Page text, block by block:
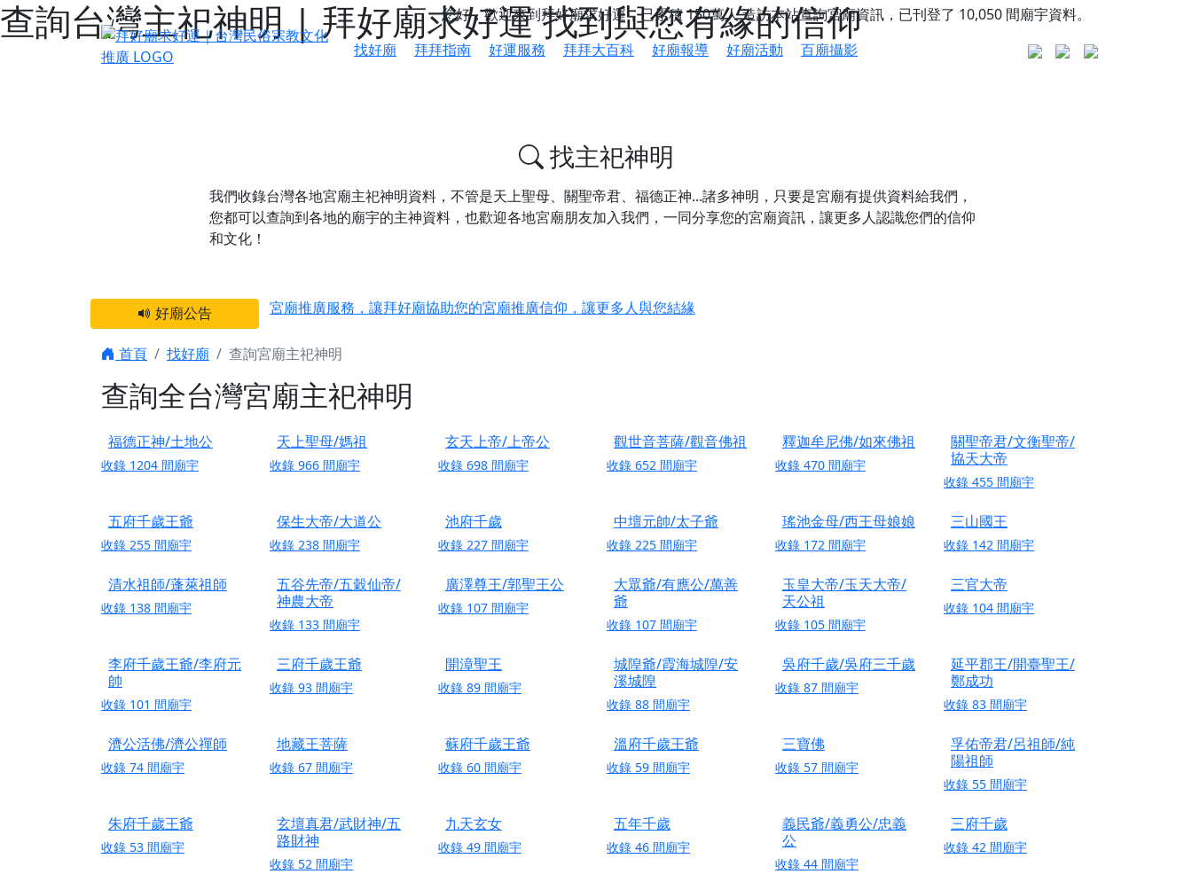
查詢台灣主祀神明 | 拜好廟求好運 找到與您有緣的信仰
您好，歡迎來到拜好廟求好運，已累積150萬人造訪本站查詢宮廟資訊，已刊登了 10,050 間廟宇資料。
找好廟
拜拜指南 好運服務 拜拜大百科 好廟報導 好廟活動 百廟攝影
找主祀神明
我們收錄台灣各地宮廟主祀神明資料，不管是天上聖母、關聖帝君、福德正神...諸多神明，只要是宮廟有提供資料給我們，
您都可以查詢到各地的廟宇的主神資料， 也歡迎各地宮廟朋友加入我們，一同分享您的宮廟資訊，讓更多人認識您們的信仰
和文化！
好廟公告
宮廟推廣服務，讓拜好廟協助您的宮廟推廣信仰，讓更多人與您結緣
之旅」！
【台北北投 唭哩岸慈生宮】慶讚中元普渡法會，誠摯邀請您一同參與，為自己與家人累積福德、祈求平安好運
【屏東縣獅子鄉 楓港清華山聖天宮】驪山母娘聖誕暨中元普渡大法會，誠邀十方善信大德，一同回到母娘慈悲座前，祈福納祥、慎
終追遠、廣植福田
【桃園市 桃園蓮華寺】盂蘭盆中元報恩法會，這場法會不只是超薦與普渡，更是一份對祖先的感恩、對親人的思念，也是為家人祈
【新北貢寮 南極玉明殿】中元普渡大法會，誠摯歡迎十方善信大德隨喜贊普，為祖先親眷祈求安息，也為自身與家人累積福德、種
【桃園慈善宮(天公廟)】中元普渡交給專業的來，省時省力又積福！「玉皇大帝 大天尊」 親自坐鎮主法！幫你累積的功德福報自然
是「超級加倍」！
【台北北投 福慶宮】慶讚中元普渡法會，誠摯邀請十方善信大德，一同回到北投土地公埔，祈願闔家平安、地方祥和、福運綿長。
【桃園龜山 慈恩宮】瑤池金母聖誕祝壽盛典，邀請十方善信大德蒞臨參香祝壽，同沐母娘慈光，共祈平安吉祥
【桃園龜山 慈恩宮】丙午年慶讚中元普渡法會，正是讓我們用善念與功德，迴向冥陽兩利、闔家平安的殊勝因緣。
【台北北投金虎爺會】父親節陪爸爸一起闖關趣，邀請大小朋友一起留下珍貴的家庭回憶
【新北八里 紫德宮】父親節奉茶感恩活動，一杯茶，一份心意；一句感謝，一生難忘。
【桃園新屋 深圳玄天宮】七娘媽聖誕祝壽慶典，誠摯邀請十方善信大德攜家帶眷前來參香，共同向七娘媽祝壽祈福
【桃園慈善宮(天公廟)】虎爺元帥 開光大典，祈求虎爺神威護持，庇佑闔家平安、財運亨通、事業順遂、百邪退散。
首頁 找好廟 查詢宮廟主祀神明
查詢全台灣宮廟主祀神明
福德正神/土地公
收錄 1204 間廟宇
天上聖母/媽祖
收錄 966 間廟宇
玄天上帝/上帝公
收錄 698 間廟宇
觀世音菩薩/觀音佛祖
收錄 652 間廟宇
釋迦牟尼佛/如來佛祖
收錄 470 間廟宇
關聖帝君/文衡聖帝/
協天大帝
收錄 455 間廟宇
五府千歲王爺
收錄 255 間廟宇
保生大帝/大道公
收錄 238 間廟宇
池府千歲
收錄 227 間廟宇
中壇元帥/太子爺
收錄 225 間廟宇
瑤池金母/西王母娘娘
收錄 172 間廟宇
三山國王
收錄 142 間廟宇
清水祖師/蓬萊祖師
收錄 138 間廟宇
五谷先帝/五穀仙帝/
神農大帝
收錄 133 間廟宇
廣澤尊王/郭聖王公
收錄 107 間廟宇
大眾爺/有應公/萬善
爺
收錄 107 間廟宇
玉皇大帝/玉天大帝/
天公祖
收錄 105 間廟宇
三官大帝
收錄 104 間廟宇
李府千歲王爺/李府元
帥
收錄 101 間廟宇
三府千歲王爺
收錄 93 間廟宇
開漳聖王
收錄 89 間廟宇
城隍爺/霞海城隍/安
溪城隍
收錄 88 間廟宇
吳府千歲/吳府三千歲
收錄 87 間廟宇
延平郡王/開臺聖王/
鄭成功
收錄 83 間廟宇
濟公活佛/濟公禪師
收錄 74 間廟宇
地藏王菩薩
收錄 67 間廟宇
蘇府千歲王爺
收錄 60 間廟宇
溫府千歲王爺
收錄 59 間廟宇
三寶佛
收錄 57 間廟宇
孚佑帝君/呂祖師/純
陽祖師
收錄 55 間廟宇
朱府千歲王爺
收錄 53 間廟宇
玄壇真君/武財神/五
路財神
收錄 52 間廟宇
九天玄女
收錄 49 間廟宇
五年千歲
收錄 46 間廟宇
義民爺/義勇公/忠義
公
收錄 44 間廟宇
三府千歲
收錄 42 間廟宇